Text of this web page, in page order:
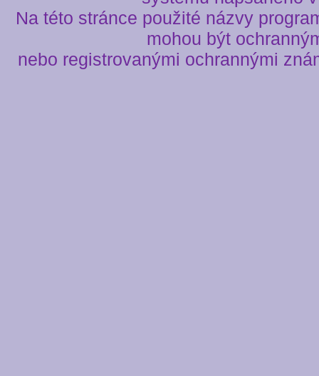
Na této stránce použité názvy
mohou být
nebo registrovanými ochrannými